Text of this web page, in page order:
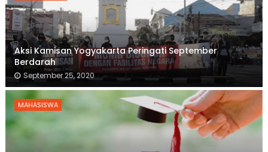
Aksi Kamisan Yogyakarta Peringati September
Berdarah
September 25, 2020
MAHASISWA